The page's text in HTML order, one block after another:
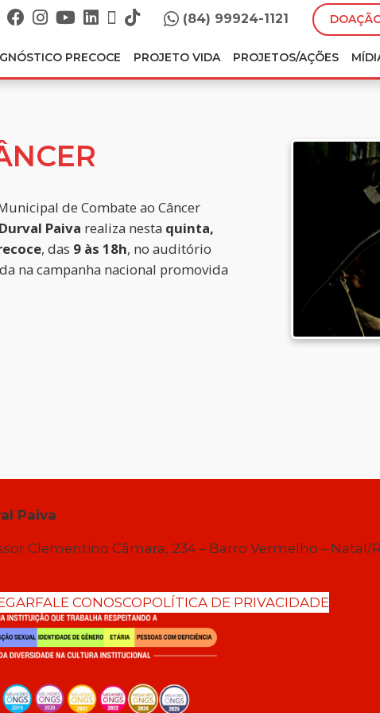
(84) 99924-1121
PRECOCE PROJETO VIDA PROJETOS/AÇÕES
de Combate ao Câncer
Paiva realiza nesta quinta,
, das 9 às 18h, no auditório
na campanha nacional promovida
Paiva
Clementino Câmara, 234 – Barro Vermelho – Natal/
FALE CONOSCOPOLÍTICA DE PRIVACIDADE